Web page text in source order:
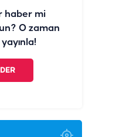
haber mi
O zaman